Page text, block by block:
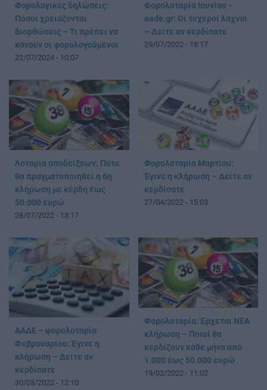
Φορολογικές δηλώσεις:
Πόσοι χρειάζονται
διορθώσεις – Τι πρέπει να
κάνουν οι φορολογούμενοι
22/07/2024 - 10:07
Φορολοταρία Ιουνίου –
aade.gr: Οι τυχεροί λαχνοί
– Δείτε αν κερδίσατε
29/07/2022 - 18:17
Λοταρία αποδείξεων: Πότε
θα πραγματοποιηθεί η 6η
κλήρωση με κέρδη έως
50.000 ευρώ
28/07/2022 - 18:17
Φορολοταρία Μαρτίου:
Έγινε η κλήρωση – Δείτε αν
κερδίσατε
27/04/2022 - 15:03
ΑΑΔΕ – φορολοταρία
Φεβρουαρίου: Έγινε η
κλήρωση – Δείτε αν
κερδίσατε
30/03/2022 - 12:10
Φορολοταρία: Έρχεται ΝΕΑ
κλήρωση – Ποιοί θα
κερδίζουν κάθε μήνα από
1.000 έως 50.000 ευρώ
19/02/2022 - 11:02